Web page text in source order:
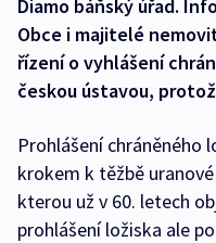
Diamo báňský úřad.
Obce i majitelé
řízení o vyhlášení
českou ústavou,
Prohlášení chráněného
krokem k těžbě
kterou už v 60. letech
prohlášení ložiska ale